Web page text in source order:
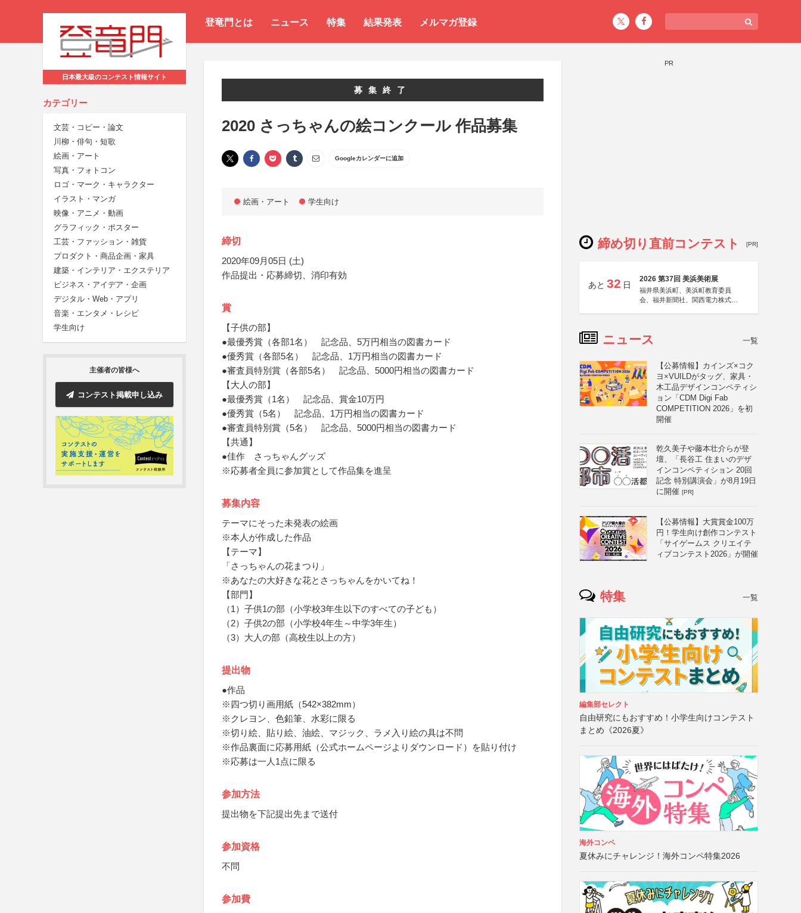
登竜門とは ニュース 特集 結果発表 メルマガ登録
日本最大級のコンテスト情報サイト
カテゴリー
文芸・コピー・論文
川柳・俳句・短歌
絵画・アート
写真・フォトコン
ロゴ・マーク・キャラクター
イラスト・マンガ
映像・アニメ・動画
グラフィック・ポスター
工芸・ファッション・雑貨
プロダクト・商品企画・家具
建築・インテリア・エクステリア
ビジネス・アイデア・企画
デジタル・Web・アプリ
音楽・エンタメ・レシピ
学生向け
主催者の皆様へ
コンテスト掲載申し込み
募集終了
2020 さっちゃんの絵コンクール 作品募集
Googleカレンダーに追加
絵画・アート 学生向け
締切
2020年09月05日 (土)
作品提出・応募締切、消印有効
賞
【子供の部】
●最優秀賞（各部1名） 記念品、5万円相当の図書カード
●優秀賞（各部5名） 記念品、1万円相当の図書カード
●審査員特別賞（各部5名） 記念品、5000円相当の図書カード
【大人の部】
●最優秀賞（1名） 記念品、賞金10万円
●優秀賞（5名） 記念品、1万円相当の図書カード
●審査員特別賞（5名） 記念品、5000円相当の図書カード
【共通】
●佳作 さっちゃんグッズ
※応募者全員に参加賞として作品集を進呈
募集内容
テーマにそった未発表の絵画
※本人が作成した作品
【テーマ】
「さっちゃんの花まつり」
※あなたの大好きな花とさっちゃんをかいてね！
【部門】
（1）子供1の部（小学校3年生以下のすべての子ども）
（2）子供2の部（小学校4年生～中学3年生）
（3）大人の部（高校生以上の方）
提出物
●作品
※四つ切り画用紙（542×382mm）
※クレヨン、色鉛筆、水彩に限る
※切り絵、貼り絵、油絵、マジック、ラメ入り絵の具は不問
※作品裏面に応募用紙（公式ホームページよりダウンロード）を貼り付け
※応募は一人1点に限る
参加方法
提出物を下記提出先まで送付
参加資格
不問
参加費
PR
締め切り直前コンテスト [PR]
あと 32 日
2026 第37回 美浜美術展
福井県美浜町、美浜町教育委員
会、福井新聞社、関西電力株式会
ニュース 一覧
【公募情報】カインズ×コク
ヨ×VUILDがタッグ、家具・
木工品デザインコンペティシ
ョン「CDM Digi Fab
COMPETITION 2026」を初
開催
乾久美子や藤本壮介らが登
壇、「長谷工 住まいのデザ
インコンペティション 20回
記念 特別講演会」が8月19日
に開催 [PR]
【公募情報】大賞賞金100万
円！学生向け創作コンテスト
「サイゲームス クリエイテ
ィブコンテスト2026」が開催
特集 一覧
編集部セレクト
自由研究にもおすすめ！小学生向けコンテスト
まとめ《2026夏》
海外コンペ
夏休みにチャレンジ！海外コンペ特集2026